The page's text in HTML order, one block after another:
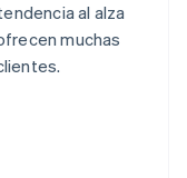
al alza
muchas